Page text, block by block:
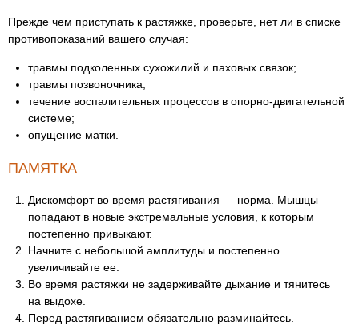
Прежде чем приступать к растяжке, проверьте, нет ли в списке
противопоказаний вашего случая:
травмы подколенных сухожилий и паховых связок;
травмы позвоночника;
течение воспалительных процессов в опорно-двигательной
системе;
опущение матки.
ПАМЯТКА
Дискомфорт во время растягивания — норма. Мышцы
попадают в новые экстремальные условия, к которым
постепенно привыкают.
Начните с небольшой амплитуды и постепенно
увеличивайте ее.
Во время растяжки не задерживайте дыхание и тянитесь
на выдохе.
Перед растягиванием обязательно разминайтесь.